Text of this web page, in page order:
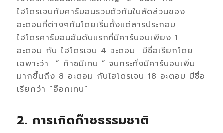
ไฮโดรเจนกับคาร์บอนรวมตัวกันในสัดส่วนของ
อะตอมที่ต่างๆกันโดยเริ่มตั้งแต่สารประกอบ
ไฮโดรคาร์บอนอันดับแรกที่มีคาร์บอนเพียง 1
อะตอม กับ ไฮโดรเจน 4 อะตอม มีชื่อเรียกโดย
เฉพาะว่า ” ก๊าซมีเทน ” จนกระทั่งมีคาร์บอนเพิ่ม
มากขึ้นถึง 8 อะตอม กับไฮโดรเจน 18 อะตอม มีชื่อ
เรียกว่า “อ๊อกเทน”
2. การเกิดก๊าซธรรมชาติ